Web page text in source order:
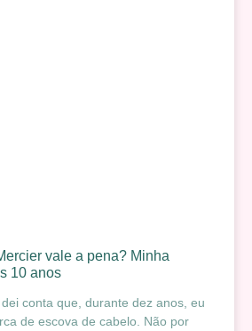
vale a pena? Minha
10 anos
conta que, durante dez anos, eu
de escova de cabelo. Não por